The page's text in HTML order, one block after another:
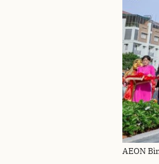
AEON